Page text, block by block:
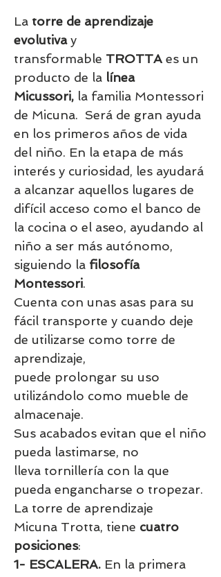
La torre de aprendizaje
evolutivay
transformable TROTTA es un
producto de la línea
Micussori, la familia Montessori
de Micuna. Será de gran ayuda
en los primeros años de vida
del niño. En la etapa de más
interés y curiosidad, les ayudará
a alcanzar aquellos lugares de
difícil acceso como el banco de
la cocina o el aseo, ayudando al
niño a ser más autónomo,
siguiendo la filosofía
Montessori.
Cuenta con unas asas para su
fácil transporte y cuando deje
de utilizarse como torre de
aprendizaje,
puede prolongar su uso
utilizándolo como mueble de
almacenaje.
Sus acabados evitan que el niño
pueda lastimarse, no
lleva tornillería con la que
pueda engancharse o tropezar.
La torre de aprendizaje
Micuna Trotta, tiene cuatro
posiciones:
1- ESCALERA. En la primera